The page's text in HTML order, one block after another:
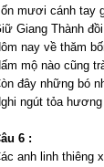
mươi cánh tay
Giang Thành
nay về thăm
mộ nào cũng
đây những bó
ngút tỏa
6 :
anh linh thiêng